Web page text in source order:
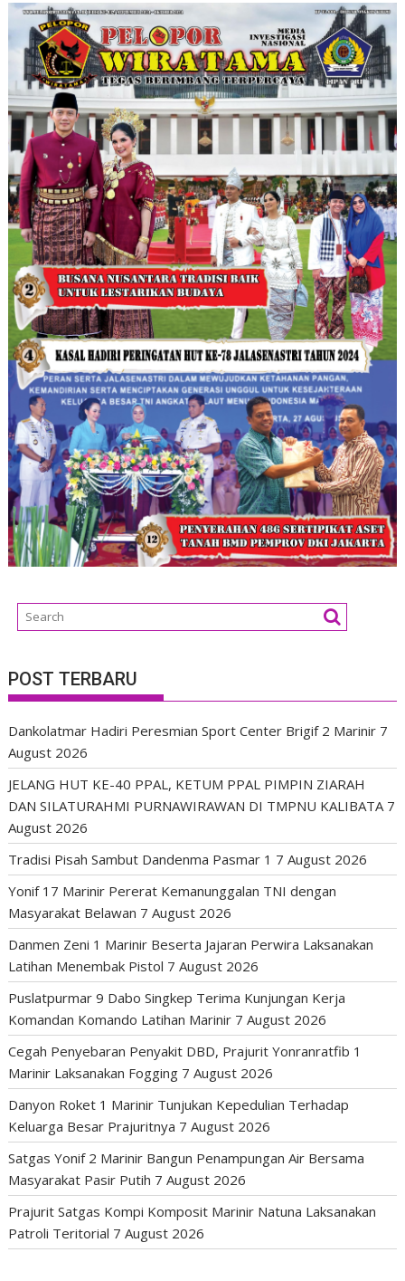
POST TERBARU
Dankolatmar Hadiri Peresmian Sport Center Brigif 2 Marinir 7
August 2026
JELANG HUT KE-40 PPAL, KETUM PPAL PIMPIN ZIARAH
DAN SILATURAHMI PURNAWIRAWAN DI TMPNU KALIBATA 7
August 2026
Tradisi Pisah Sambut Dandenma Pasmar 1 7 August 2026
Yonif 17 Marinir Pererat Kemanunggalan TNI dengan
Masyarakat Belawan 7 August 2026
Danmen Zeni 1 Marinir Beserta Jajaran Perwira Laksanakan
Latihan Menembak Pistol 7 August 2026
Puslatpurmar 9 Dabo Singkep Terima Kunjungan Kerja
Komandan Komando Latihan Marinir 7 August 2026
Cegah Penyebaran Penyakit DBD, Prajurit Yonranratfib 1
Marinir Laksanakan Fogging 7 August 2026
Danyon Roket 1 Marinir Tunjukan Kepedulian Terhadap
Keluarga Besar Prajuritnya 7 August 2026
Satgas Yonif 2 Marinir Bangun Penampungan Air Bersama
Masyarakat Pasir Putih 7 August 2026
Prajurit Satgas Kompi Komposit Marinir Natuna Laksanakan
Patroli Teritorial 7 August 2026